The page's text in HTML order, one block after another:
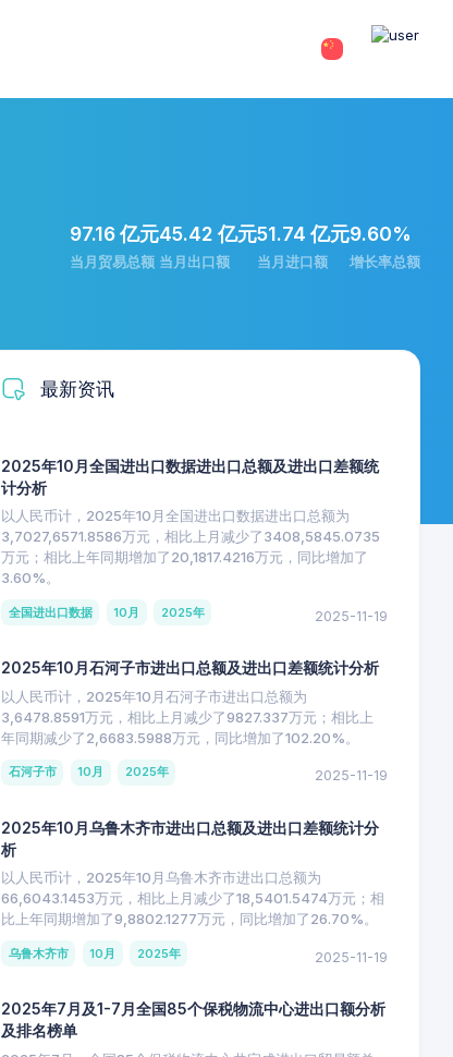
97.16 亿元
当月贸易总额
45.42 亿元
当月出口额
51.74 亿元
当月进口额
9.60%
增长率总额
最新资讯
2025年10月全国进出口数据进出口总额及进出口差额统
计分析
以人民币计，2025年10月全国进出口数据进出口总额为
3,7027,6571.8586万元，相比上月减少了3408,5845.0735
万元；相比上年同期增加了20,1817.4216万元，同比增加了
3.60%。
全国进出口数据 10月 2025年 2025-11-19
2025年10月石河子市进出口总额及进出口差额统计分析
以人民币计，2025年10月石河子市进出口总额为
3,6478.8591万元，相比上月减少了9827.337万元；相比上
年同期减少了2,6683.5988万元，同比增加了102.20%。
石河子市 10月 2025年 2025-11-19
2025年10月乌鲁木齐市进出口总额及进出口差额统计分
析
以人民币计，2025年10月乌鲁木齐市进出口总额为
66,6043.1453万元，相比上月减少了18,5401.5474万元；相
比上年同期增加了9,8802.1277万元，同比增加了26.70%。
乌鲁木齐市 10月 2025年 2025-11-19
2025年7月及1-7月全国85个保税物流中心进出口额分析
及排名榜单